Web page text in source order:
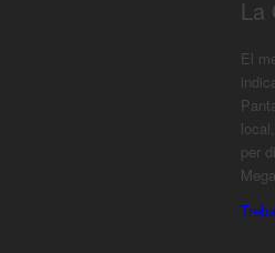
La
El
per